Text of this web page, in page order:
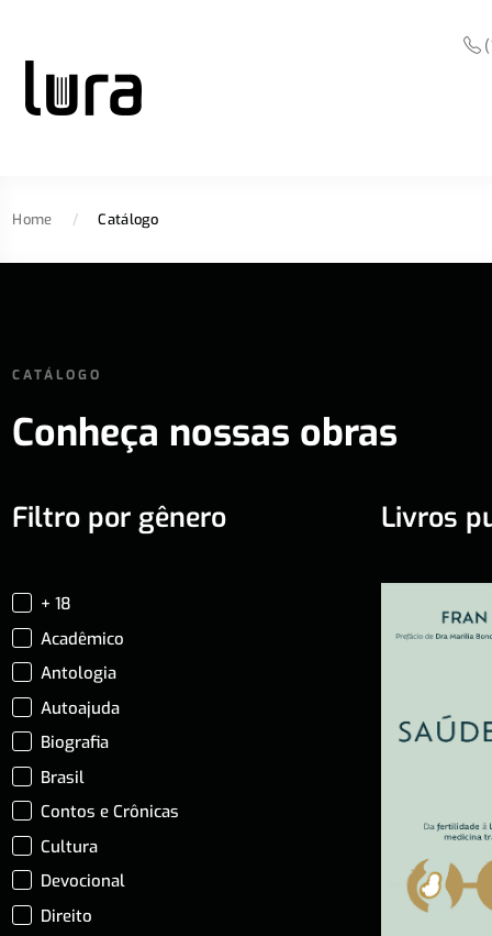
Home / Catálogo
CATÁLOGO
Conheça nossas obras
Filtro por gênero
+ 18
Acadêmico
Antologia
Autoajuda
Biografia
Brasil
Contos e Crônicas
Cultura
Devocional
Direito
Livros